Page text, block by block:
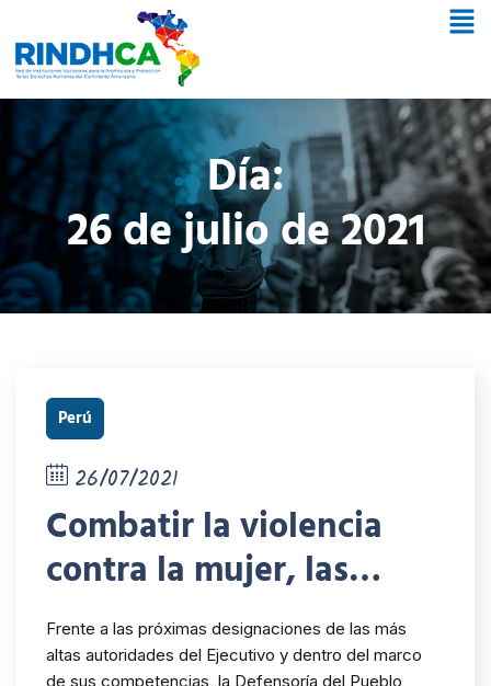
Día:
26 de julio de 2021
Perú
26/07/2021
Combatir la violencia
contra la mujer, las
niñas, niños y
adolescentes es una
Frente a las próximas designaciones de las más
altas autoridades del Ejecutivo y dentro del marco
de sus competencias, la Defensoría del Pueblo